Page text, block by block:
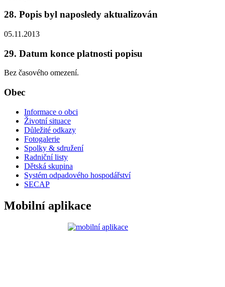
28. Popis byl naposledy aktualizován
05.11.2013
29. Datum konce platnosti popisu
Bez časového omezení.
Obec
Informace o obci
Životní situace
Důležité odkazy
Fotogalerie
Spolky & sdružení
Radniční listy
Dětská skupina
Systém odpadového hospodářství
SECAP
Mobilní aplikace